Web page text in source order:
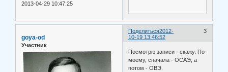
2013-04-29 10:47:25
Поделиться 3
2012-
10-19 13:46:52
goya-od
Участник
Посмотрю записи - скажу. По-
моему, сначала - ОСАЭ, а
потом - ОВЭ.